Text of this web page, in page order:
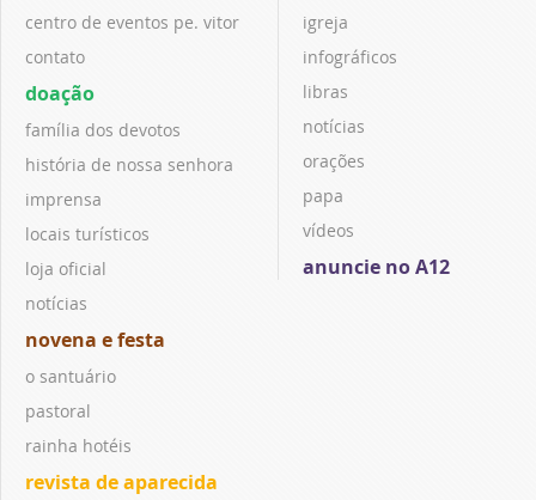
centro de eventos pe. vitor
contato
doação
família dos devotos
história de nossa senhora
imprensa
locais turísticos
loja oficial
notícias
novena e festa
o santuário
pastoral
rainha hotéis
revista de aparecida
igreja
infográficos
libras
notícias
orações
papa
vídeos
anuncie no A12